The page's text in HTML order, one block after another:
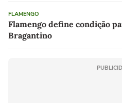
FLAMENGO
Flamengo define condição
Bragantino